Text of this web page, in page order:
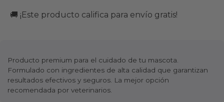
🚚 ¡Este producto califica para envío gratis!
Producto premium para el cuidado de tu mascota.
Formulado con ingredientes de alta calidad que garantizan
resultados efectivos y seguros. La mejor opción
recomendada por veterinarios.